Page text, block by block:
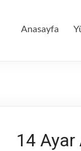
Anasayfa
14 Ayar